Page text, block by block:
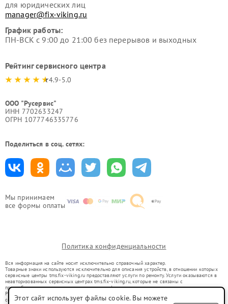
Мы принимаем
все формы оплаты
для юридических лиц
manager@fix-viking.ru
График работы:
ПН-ВСК с 9:00 до 21:00 без перерывов и выходных
Рейтинг сервисного центра
4.9-5.0
ООО "Русервис"
ИНН 7702633247
ОГРН 1077746335776
Поделиться в соц. сетях:
Политика конфиденциальности
Вся информация на сайте носит исключительно справочный характер.
Товарные знаки используются исключительно для описания устройств, в отношении которых
сервисные центры tms.fix-viking.ru предоставляют услуги по ремонту. Услуги оказываются в
неавторизованных сервисных центрах tms.fix-viking.ru, которые не связаны с
правообладателями товарных знаков или их официальными представителями.
Ремонт осуществляется для устройств, уже введенных в гражданский оборот в соответствии
со статьей 1487 ГК РФ.
Этот сайт использует файлы cookie. Вы можете